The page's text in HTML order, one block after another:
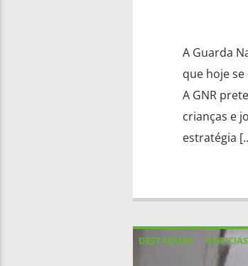
A Guarda
que hoje se
A GNR
crianças e
estratégia
DESTAQUES NOTICIAS